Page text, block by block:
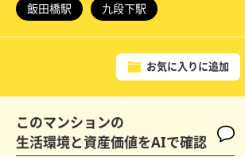
飯田橋駅 九段下駅
お気に入りに追加
このマンションの
生活環境と資産価値をAIで確認